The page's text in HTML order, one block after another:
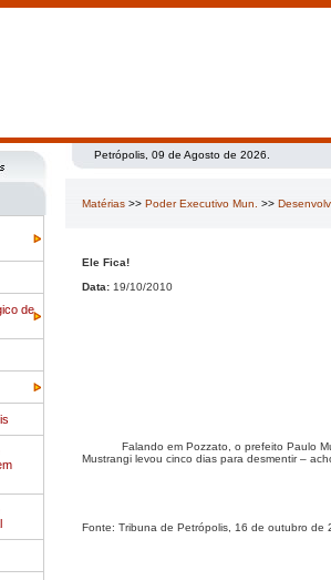
de
Petrópolis, 09 de Agosto de 2026.
Matérias >> Poder Executivo Mun. >>
Ele Fica!
Data: 19/10/2010
Falando em Pozzato, o prefeito Paulo
Mustrangi levou cinco dias para desmentir –
Fonte: Tribuna de Petrópolis, 16 de outubro de